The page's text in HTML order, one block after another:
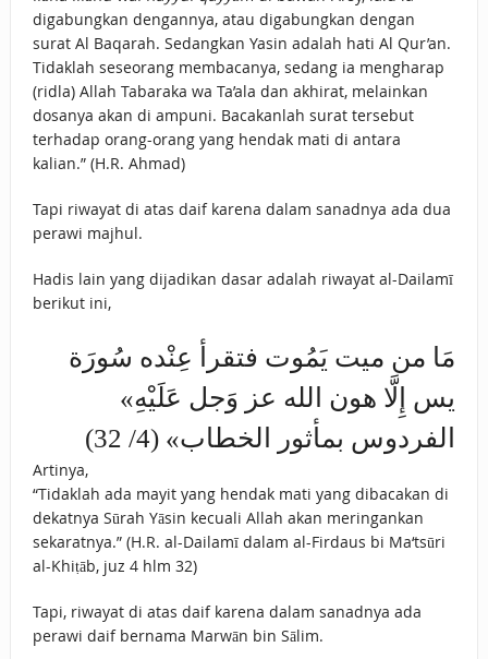
digabungkan dengannya, atau digabungkan dengan
surat Al Baqarah. Sedangkan Yasin adalah hati Al Qur’an.
Tidaklah seseorang membacanya, sedang ia mengharap
(ridla) Allah Tabaraka wa Ta’ala dan akhirat, melainkan
dosanya akan di ampuni. Bacakanlah surat tersebut
terhadap orang-orang yang hendak mati di antara
kalian.” (H.R. Ahmad)
Tapi riwayat di atas daif karena dalam sanadnya ada dua
perawi majhul.
Hadis lain yang dijadikan dasar adalah riwayat al-Dailamī
berikut ini,
مَا ‌من ‌ميت ‌يَمُوت فتقرأ عِنْده سُورَة
يس إِلَّا هون الله عز وَجل عَلَيْهِ»
الفردوس بمأثور الخطاب» (4/ 32)
Artinya,
“Tidaklah ada mayit yang hendak mati yang dibacakan di
dekatnya Sūrah Yāsin kecuali Allah akan meringankan
sekaratnya.” (H.R. al-Dailamī dalam al-Firdaus bi Ma‘tsūri
al-Khiṭāb, juz 4 hlm 32)
Tapi, riwayat di atas daif karena dalam sanadnya ada
perawi daif bernama Marwān bin Sālim.